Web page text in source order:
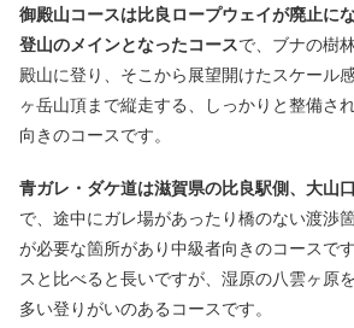
御殿山コースは比良ロープウェイが廃止に
登山のメインとなったコースで、ブナの樹
殿山に登り、そこから展望開けたスケール
ヶ岳山頂まで縦走する、しっかりと整備さ
向きのコースです。
青ガレ・ダケ道は滋賀県の比良駅側、大山
で、途中にガレ場があったり橋のない渡渉
が必要な箇所があり中級者向きのコースで
スと比べると長いですが、湿原の八雲ヶ原
多い登りがいのあるコースです。